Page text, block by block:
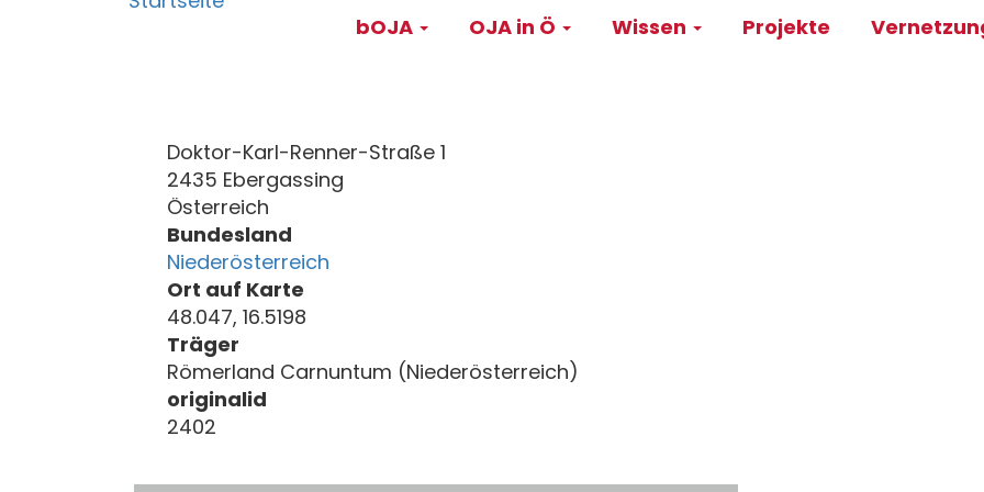
Main
bOJA OJA in Ö Wissen Projekte
Doktor-Karl-Renner-Straße 1
2435 Ebergassing
Österreich
Bundesland
Niederösterreich
Ort auf Karte
48.047, 16.5198
Träger
Römerland Carnuntum (Niederösterreich)
originalid
2402